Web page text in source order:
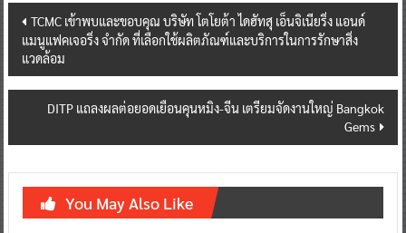
Post
navigation
TCMC เข้าพบและขอบคุณ บริษัท โตโยต้า ไดฮัทสุ เอ็นจิเนียริ่ง แอนด์
แมนูแฟคเจอริ่ง จำกัด ที่เลือกใช้ผลิตภัณฑ์และบริการในการรักษาสิ่ง
แวดล้อม
DITP แถลงผลต่อยอดเยือนคุนหมิง-จีน เตรียมจัดงานใหญ่ Bangkok
Gems
You May Also Like